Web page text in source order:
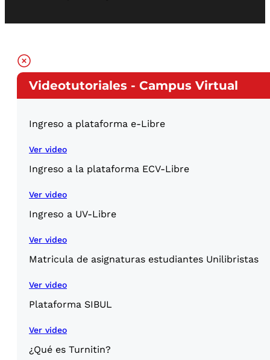
Videotutoriales - Campus Virtual
Ingreso a plataforma e-Libre
Ver video
Ingreso a la plataforma ECV-Libre
Ver video
Ingreso a UV-Libre
Ver video
Matricula de asignaturas estudiantes Unilibristas
Ver video
Plataforma SIBUL
Ver video
¿Qué es Turnitin?